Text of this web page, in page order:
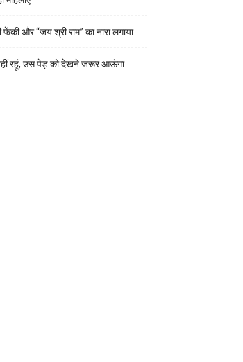
फेंकी और “जय श्री राम” का नारा लगाया
नहीं रहूं, उस पेड़ को देखने जरूर आऊंगा